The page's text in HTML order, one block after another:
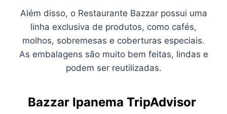
Além disso, o Restaurante Bazzar possui uma
linha exclusiva de produtos, como cafés,
molhos, sobremesas e coberturas especiais.
As embalagens são muito bem feitas, lindas e
podem ser reutilizadas.
Bazzar Ipanema TripAdvisor